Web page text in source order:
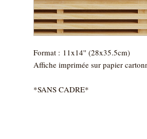
Format : 11x14'' (28x35.5cm)
Affiche imprimée sur papier
*SANS CADRE*